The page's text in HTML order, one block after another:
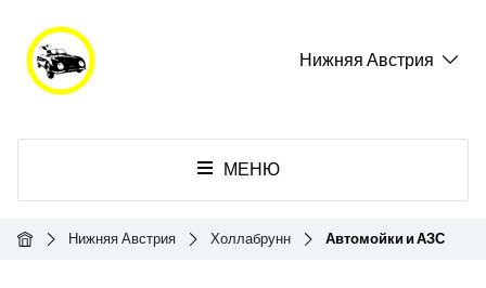
Нижняя Австрия
МЕНЮ
ГлавнаяНижняя Австрия Холлабрунн Автомойки и АЗС